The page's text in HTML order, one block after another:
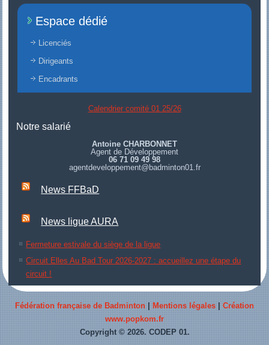
Espace dédié
Licenciés
Dirigeants
Encadrants
Calendrier comité 01 25/26
Notre salarié
Antoine CHARBONNET
Agent de Développement
06 71 09 49 98
agentdeveloppement@badminton01.fr
News FFBaD
News ligue AURA
Fermeture estivale du siège de la ligue
Circuit Elles Au Bad Tour 2026-2027 : accueillez une étape du
circuit !
Fédération française de Badminton Mentions légales
Création
www.popkom.fr
Copyright © 2026. CODEP 01.